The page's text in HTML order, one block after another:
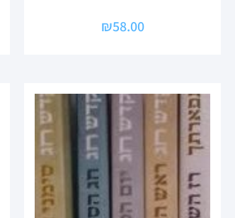
₪58.00